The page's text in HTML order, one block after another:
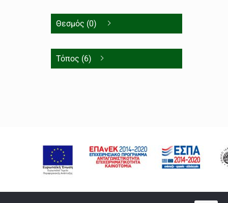
Θεσμός (0)
Τόπος (6)